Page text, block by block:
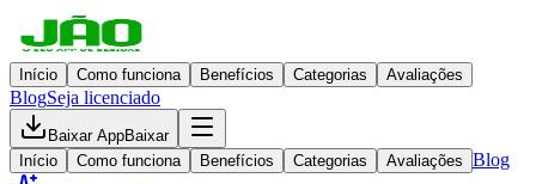
Início Como funciona Benefícios Categorias Avaliações
BlogSeja licenciado
Baixar AppBaixar
Início
Como funciona Benefícios Categorias Avaliações Blog